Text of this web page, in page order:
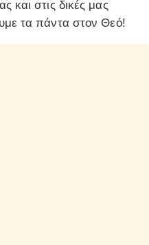
και στις δικές μας
τα πάντα στον Θεό!